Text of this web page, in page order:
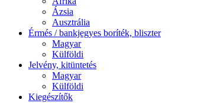
Ázsia
Ausztrália
Érmés / bankjegyes boríték, bliszter
Magyar
Külföldi
Jelvény, kitüntetés
Magyar
Külföldi
Kiegészítők